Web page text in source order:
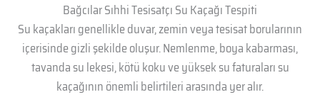
Bağcılar Sıhhi Tesisatçı Su Kaçağı Tespiti
Su kaçakları genellikle duvar, zemin veya tesisat borularının
içerisinde gizli şekilde oluşur. Nemlenme, boya kabarması,
tavanda su lekesi, kötü koku ve yüksek su faturaları su
kaçağının önemli belirtileri arasında yer alır.